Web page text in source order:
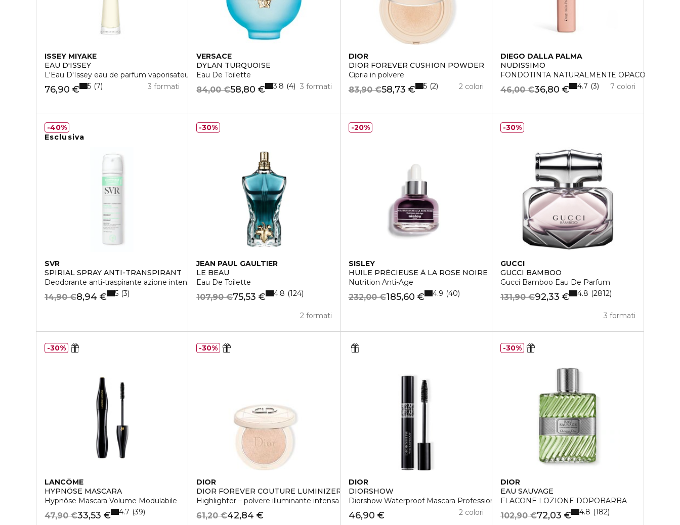
ISSEY MIYAKE
EAU D'ISSEY
L'Eau D'Issey eau de parfum vaporisateur rechargeable
76,90 € 3 formati
5 7
VERSACE
DYLAN TURQUOISE
Eau De Toilette
58,80 €
84,00 € 3 formati
3.8 4
DIOR
DIOR FOREVER CUSHION POWDER
Cipria in polvere
58,73 €
83,90 € 2 colori
5 2
DIEGO DALLA PALMA
NUDISSIMO
FONDOTINTA NATURALMENTE OPACO
36,80 €
46,00 € 7 colori
4.7 3
Esclusiva
SVR
SPIRIAL SPRAY ANTI-TRANSPIRANT
Deodorante anti-traspirante azione intensa 48h
8,94 €
14,90 € 5 3
40%
JEAN PAUL GAULTIER
LE BEAU
Eau De Toilette
75,53 €
107,90 €
2 formati
4.8 124
30%
SISLEY
HUILE PRÉCIEUSE À LA ROSE NOIRE
Nutrition Anti-Age
185,60 €
232,00 € 4.9 40
20%
GUCCI
GUCCI BAMBOO
Gucci Bamboo Eau De Parfum
92,33 €
131,90 €
3 formati
4.8 2812
30%
LANCÔME
HYPNÔSE MASCARA
Hypnôse Mascara Volume Modulabile
33,53 €
47,90 € 4.7 39
30%
DIOR
DIOR FOREVER COUTURE LUMINIZER
Highlighter – polvere illuminante intensa
42,84 €
61,20 €
30%
DIOR
DIORSHOW
Diorshow Waterproof Mascara Professionale
46,90 € 2 colori
DIOR
EAU SAUVAGE
FLACONE LOZIONE DOPOBARBA
72,03 €
102,90 € 4.8 182
30%